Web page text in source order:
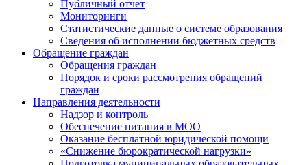
Публичный отчет
Мониторинги
Статистические данные о системе образования
Сведения об исполнении бюджетных средств
Обращение граждан
Обращения граждан
Порядок и сроки рассмотрения обращений
граждан
Направления деятельности
Надзор и контроль
Обеспечение питания в МОО
Оказание бесплатной юридической помощи
«Снижение бюрократической нагрузки»